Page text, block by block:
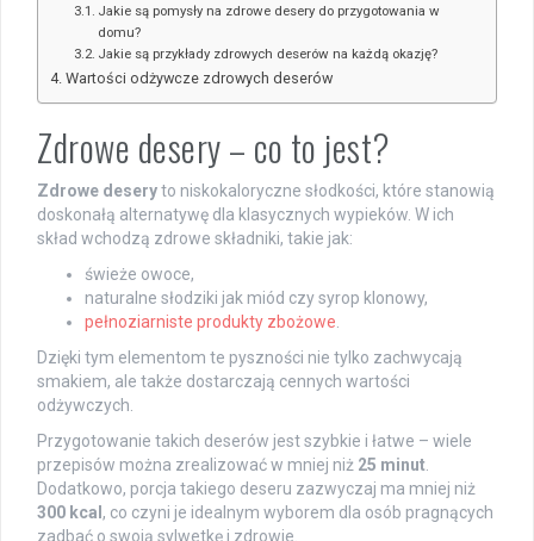
Jakie są pomysły na zdrowe desery do przygotowania w
domu?
Jakie są przykłady zdrowych deserów na każdą okazję?
Wartości odżywcze zdrowych deserów
Zdrowe desery – co to jest?
Zdrowe deseryto niskokaloryczne słodkości, które stanowią
doskonałą alternatywę dla klasycznych wypieków. W ich
skład wchodzą zdrowe składniki, takie jak:
świeże owoce,
naturalne słodziki jak miód czy syrop klonowy,
pełnoziarniste produkty zbożowe
Dzięki tym elementom te pyszności nie tylko zachwycają
smakiem, ale także dostarczają cennych wartości
odżywczych.
Przygotowanie takich deserów jest szybkie i łatwe – wiele
przepisów można zrealizować w mniej niż 25 minut
Dodatkowo, porcja takiego deseru zazwyczaj ma mniej niż
300 kcal, co czyni je idealnym wyborem dla osób pragnących
zadbać o swoją sylwetkę i zdrowie.